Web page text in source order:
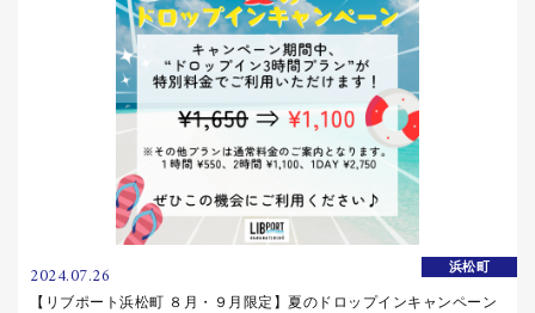
浜松町
2024.07.26
【リブポート浜松町 ８月・９月限定】夏のドロップインキャンペーン